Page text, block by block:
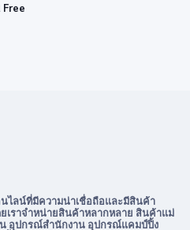
ไลน์ที่มีความน่าเชื่อถือและมีสินค้า
เราจำหน่ายสินค้าหลากหลาย สินค้าแม่
อุปกรณ์สำนักงาน อุปกรณ์แคมป์ปิ้ง